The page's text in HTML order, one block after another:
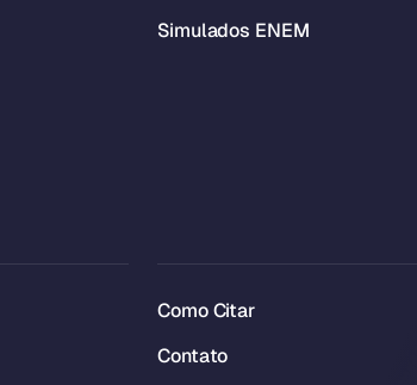
Simulados ENEM
Como Citar
Contato